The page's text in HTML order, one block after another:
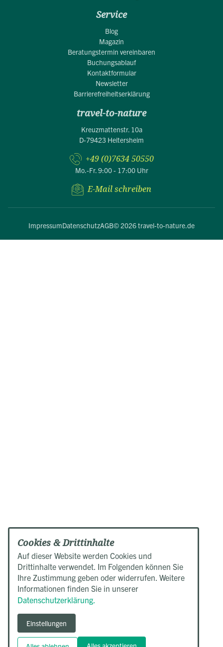
Service
Blog
Magazin
Beratungstermin vereinbaren
Buchungsablauf
Kontaktformular
Newsletter
Barrierefreiheitserklärung
travel-to-nature
Kreuzmattenstr. 10a
D-79423 Heitersheim
+49 (0)7634 50550
Mo.-Fr. 9:00 - 17:00 Uhr
E-Mail schreiben
ImpressumDatenschutzAGB© 2026 travel-to-nature.de
Cookies & Drittinhalte
Auf dieser Website werden Cookies und
Drittinhalte verwendet. Im Folgenden können Sie
Ihre Zustimmung geben oder widerrufen. Weitere
Informationen finden Sie in unserer
Datenschutzerklärung.
Einstellungen